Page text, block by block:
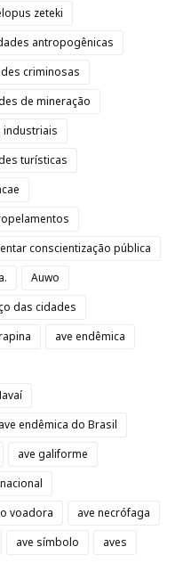
zeteki
antropogênicas
criminosas
de mineração
industriais
turísticas
conscientização pública
Auwo
das cidades
ave endêmica
ave endêmica do Brasil
ave galiforme
voadora
ave necrófaga
ave símbolo
aves